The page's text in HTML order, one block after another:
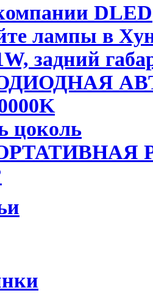
DLED
лампы в
задний
цоколь